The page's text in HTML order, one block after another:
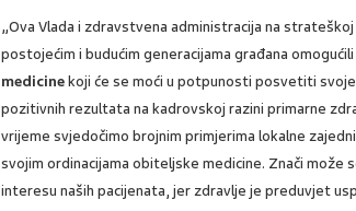
„Ova Vlada i zdravstvena administracija na
postojećim i budućim generacijama građana omogućili
medicinekoji će se moći u potpunosti posvetiti
pozitivnih rezultata na kadrovskoj razini primarne
vrijeme svjedočimo brojnim primjerima lokalne
svojim ordinacijama obiteljske medicine. Znači može
interesu naših pacijenata, jer zdravlje je preduvjet